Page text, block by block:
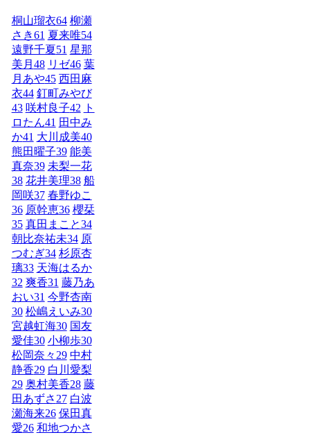
桐山瑠衣64 柳瀬
さき61 夏来唯54
遠野千夏51 星那
美月 48 リゼ46 葉
月あや45 西田麻
衣44 釘町みやび
43 咲村良子42
ト
ロたん41 田中み
か41 大川成美40
熊田曜子39 能美
真奈39 未梨一花
38 花井美理38 船
岡咲37 春野ゆこ
36 原幹恵36 櫻栞
35 真田まこと34
朝比奈祐未34 原
つむぎ34 杉原杏
璃33 天海はるか
32 爽香31 藤乃あ
おい31 今野杏南
30 松嶋えいみ30
宮越虹海30 国友
愛佳30 小柳歩30
松岡奈々 29 中村
静香29 白川愛梨
29 奥村美香28 藤
田あずさ 27 白波
瀬海来26 保田真
愛26 和地つかさ